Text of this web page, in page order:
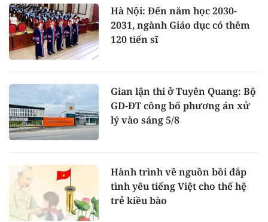
Hà Nội: Đến năm học 2030-
2031, ngành Giáo dục có thêm
120 tiến sĩ
Gian lận thi ở Tuyên Quang: Bộ
GD-ĐT công bố phương án xử
lý vào sáng 5/8
Hành trình về nguồn bồi đắp
tình yêu tiếng Việt cho thế hệ
trẻ kiều bào